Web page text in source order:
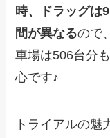
時、ドラッグは
間が異なるので
車場は506台分
心です♪
トライアルの魅